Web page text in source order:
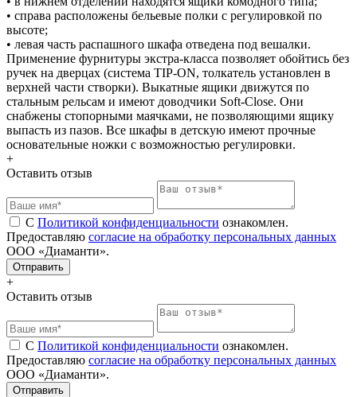
• справа расположены бельевые полки с регулировкой по
высоте;
• левая часть распашного шкафа отведена под вешалки.
Применение фурнитуры экстра-класса позволяет обойтись без
ручек на дверцах (система TIP-ON, толкатель установлен в
верхней части створки). Выкатные ящики движутся по
стальным рельсам и имеют доводчики Soft-Close. Они
снабжены стопорными маячками, не позволяющими ящику
выпасть из пазов. Все шкафы в детскую имеют прочные
основательные ножки с возможностью регулировки.
+
Оставить отзыв
С Политикой конфиденциальности ознакомлен.
Предоставляю согласие на обработку персональных данных
ООО «Диаманти».
+
Оставить отзыв
С Политикой конфиденциальности ознакомлен.
Предоставляю согласие на обработку персональных данных
ООО «Диаманти».